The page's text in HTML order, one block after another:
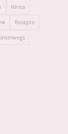
Nivea
Rezepte